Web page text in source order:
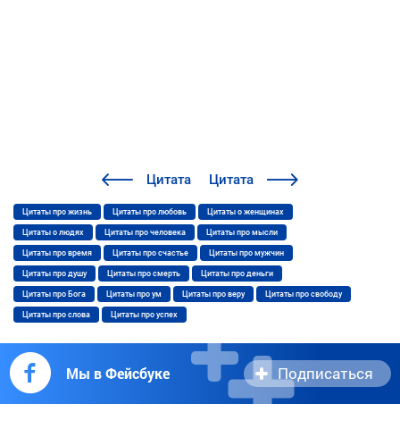
Цитата Цитата
Цитаты про жизнь Цитаты про любовь Цитаты о женщинах
Цитаты о людях Цитаты про человека Цитаты про мысли
Цитаты про время Цитаты про счастье Цитаты про мужчин
Цитаты про душу Цитаты про смерть Цитаты про деньги
Цитаты про Бога Цитаты про ум Цитаты про веру Цитаты про свободу
Цитаты про слова Цитаты про успех
Мы в Фейсбуке Подписаться